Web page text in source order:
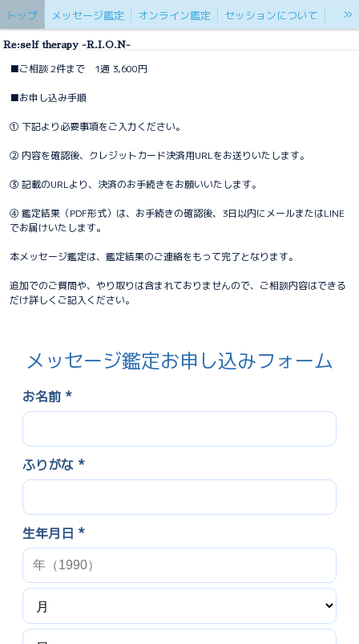
トップ メッセージ鑑定 オンライン鑑定
セッションについて
免責事項
ご感想
»
Re:self therapy -R.I.O.N-
■ご相談 2件まで 1通 3,600円
■お申し込み手順
① 下記より必要事項をご入力ください。
② 内容を確認後、クレジットカード決済用URLをお送りいたします。
③ 記載のURLより、決済のお手続きをお願いいたします。
④ 鑑定結果（PDF形式）は、お手続きの確認後、3日以内にメールまたはLINE
でお届けいたします。
本メッセージ鑑定は、鑑定結果のご連絡をもって完了となります。
追加でのご質問や、やり取りは含まれておりませんので、ご相談内容はできる
だけ詳しくご記入ください。
メッセージ鑑定お申し込みフォーム
お名前 *
ふりがな *
生年月日 *